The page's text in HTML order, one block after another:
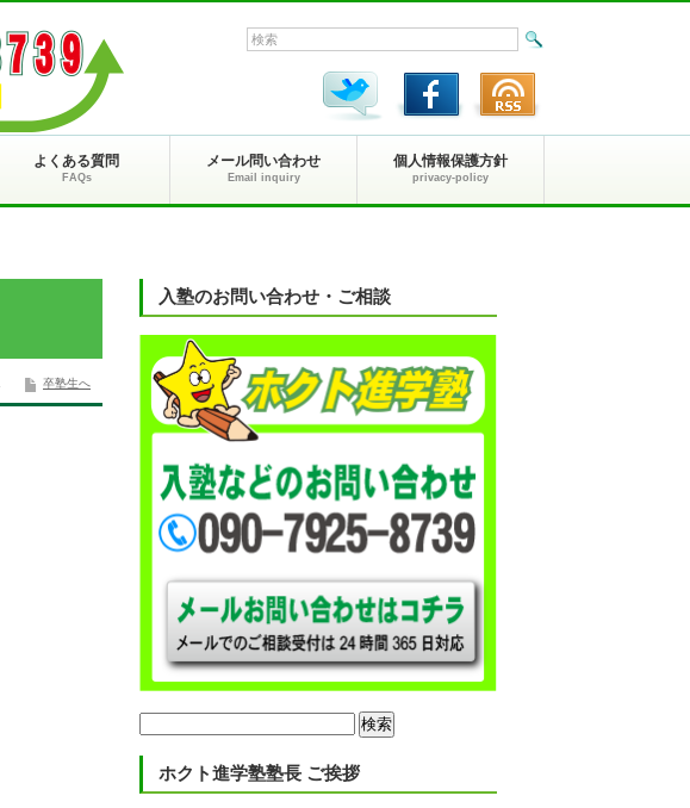
よくある質問
FAQs
メール問い合わせ
Email inquiry
個人情報保護方針
privacy-policy
卒塾生へ
入塾のお問い合わせ・ご相談
検
索:
ホクト進学塾塾長 ご挨拶